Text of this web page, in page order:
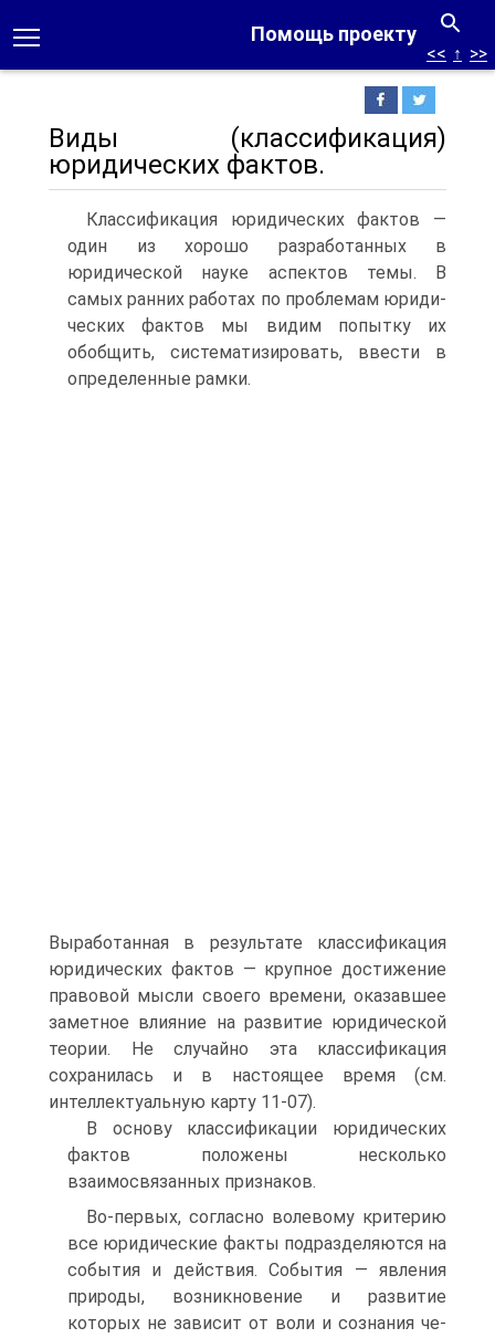
Помощь проекту
<< ↑ >>
Виды (классификация)
юридических фактов.
Классификация юри­дических фактов —
один из хорошо разработанных в
юридической науке аспектов темы. В
самых ранних работах по проблемам юриди­
ческих фактов мы видим попытку их
обобщить, систематизировать, ввести в
определенные рамки.
Выработанная в результате классифи­кация
юридических фактов — крупное достижение
правовой мысли своего времени, оказавшее
заметное влияние на развитие юридиче­ской
теории. Не случайно эта классификация
сохранилась и в настоя­щее время (см.
интеллектуальную карту 11-07).
В основу классификации юридических
фактов положены несколь­ко
взаимосвязанных признаков.
Во-первых, согласно волевому критерию
все юридические факты подразделяются на
события и действия. События — явления
природы, возникновение и развитие
которых не зависит от воли и сознания че­